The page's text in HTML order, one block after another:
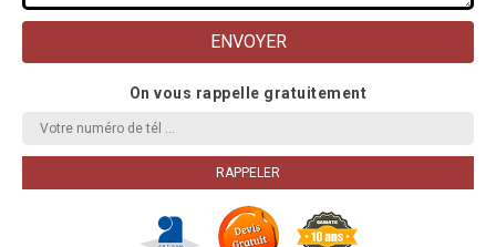
On vous rappelle gratuitement